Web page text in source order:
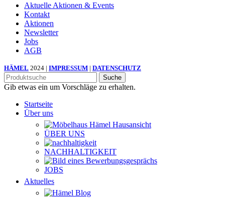
Aktuelle Aktionen & Events
Kontakt
Aktionen
Newsletter
Jobs
AGB
HÄMEL 2024 | IMPRESSUM | DATENSCHUTZ
Suche
Gib etwas ein um Vorschläge zu erhalten.
Startseite
Über uns
ÜBER UNS
NACHHALTIGKEIT
JOBS
Aktuelles